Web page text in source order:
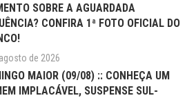
SOBRE A AGUARDADA
CONFIRA 1ª FOTO OFICIAL DO
de 2026
MAIOR (09/08) :: CONHEÇA UM
IMPLACÁVEL, SUSPENSE SUL-